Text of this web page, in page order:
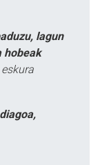
lagun
hobeak